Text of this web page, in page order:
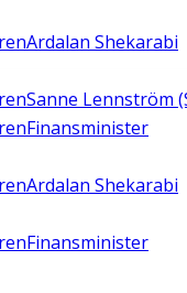
Ardalan Shekarabi
Sanne Lennström
Finansminister
Ardalan Shekarabi
Finansminister